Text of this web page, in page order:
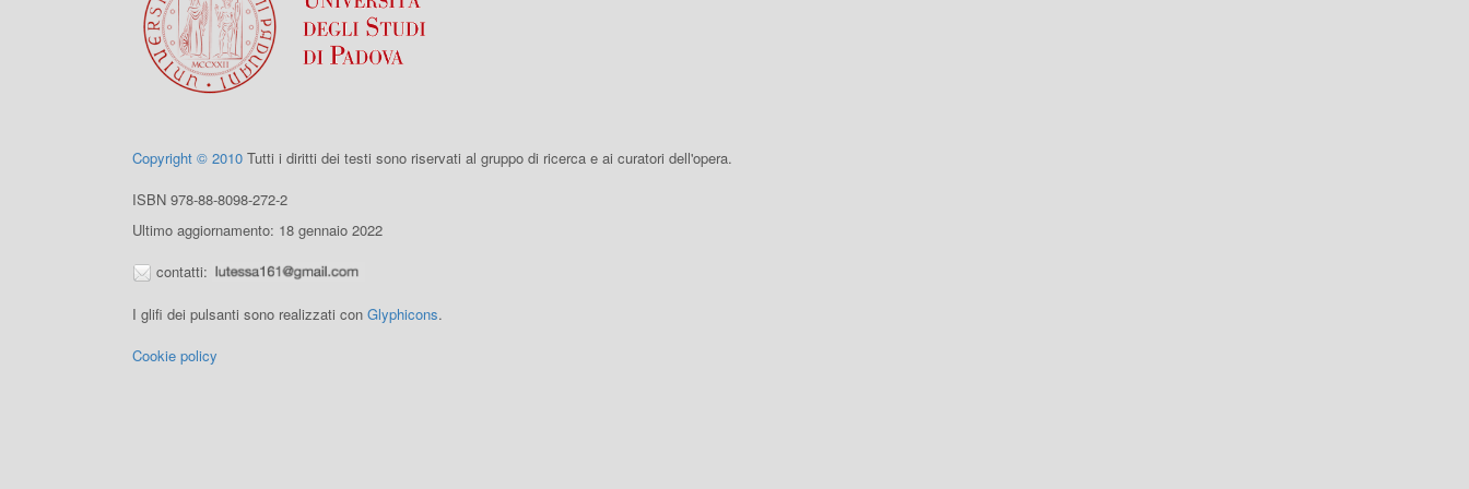
Copyright © 2010 Tutti i diritti dei testi sono riservati al gruppo di ricerca e ai curatori dell'opera.
ISBN 978-88-8098-272-2
Ultimo aggiornamento: 18 gennaio 2022
contatti:
I glifi dei pulsanti sono realizzati con Glyphicons.
Cookie policy